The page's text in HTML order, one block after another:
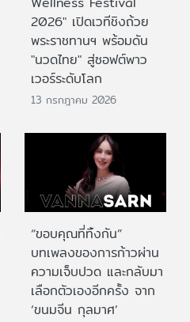
2026" เปิดเวทีชิงถ้วย
พระราชทานฯ พร้อมดัน
"นวดไทย" สู่ซอฟต์พาว
เวอร์ระดับโลก
13 กรกฎาคม 2026
“ขอบคุณที่ทิ้งกัน”
บทเพลงของการก้าวผ่าน
ความเจ็บปวด และกลับมา
เลือกตัวเองอีกครั้ง จาก
‘ขนมจีน กุลมาศ’